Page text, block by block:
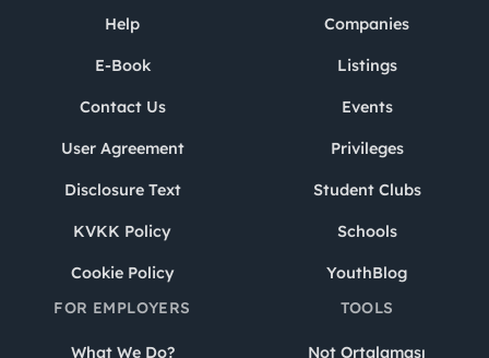
Help
E-Book
Contact Us
User Agreement
Disclosure Text
KVKK Policy
Cookie Policy
Companies
Listings
Events
Privileges
Student Clubs
Schools
YouthBlog
FOR EMPLOYERS
What We Do?
TOOLS
Not Ortalaması